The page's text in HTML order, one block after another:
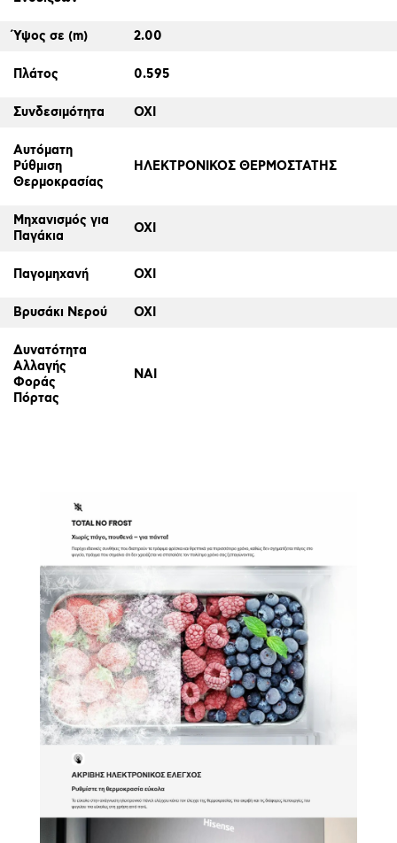
Ύψος σε (m) 2.00
Πλάτος 0.595
Συνδεσιμότητα ΟΧΙ
Αυτόματη
Ρύθμιση
Θερμοκρασίας
ΗΛΕΚΤΡΟΝΙΚΟΣ ΘΕΡΜΟΣΤΑΤΗΣ
Μηχανισμός για
Παγάκια
ΟΧΙ
Παγομηχανή ΟΧΙ
Βρυσάκι Νερού ΟΧΙ
Δυνατότητα
Αλλαγής
Φοράς
Πόρτας
ΝΑΙ